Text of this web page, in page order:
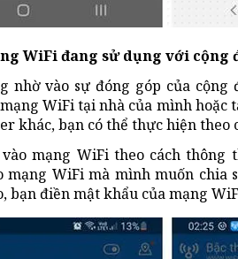
WiFi đang sử dụng với
nhờ vào sự đóng góp của
WiFi tại nhà của mình hoặc
khác, bạn có thể thực hiện theo
mạng WiFi theo cách thông
mạng WiFi mà mình muốn chia
bạn điền mật khẩu của mạng